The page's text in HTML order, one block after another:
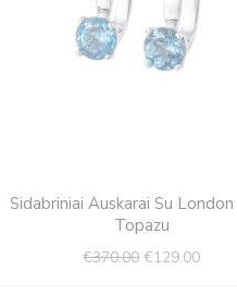
Sidabriniai Auskarai Su
Topazu
€370.00
price
€370.00.
€129.00
price